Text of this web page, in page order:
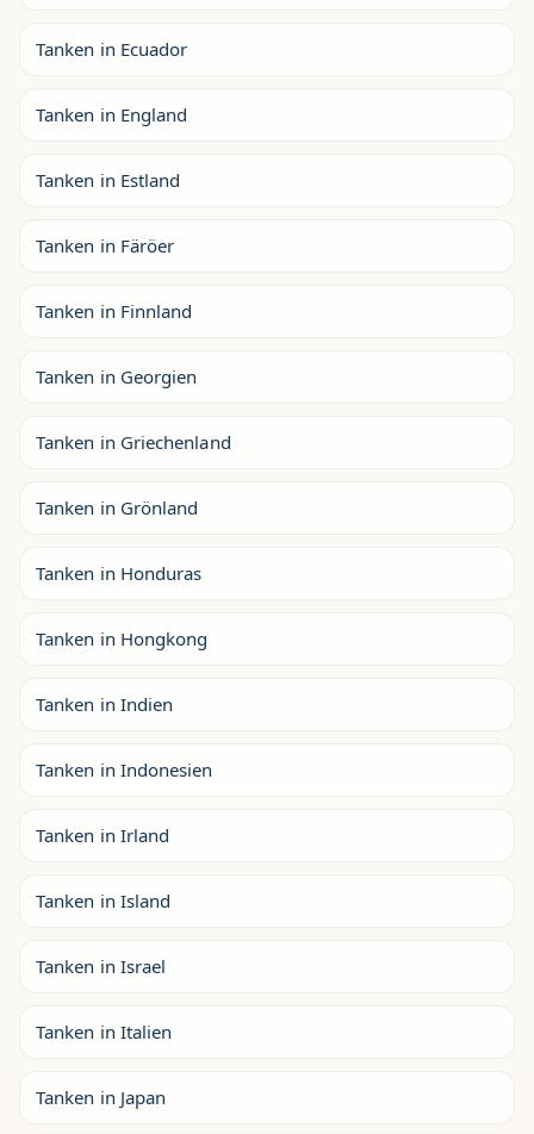
Tanken in Ecuador
Tanken in England
Tanken in Estland
Tanken in Färöer
Tanken in Finnland
Tanken in Georgien
Tanken in Griechenland
Tanken in Grönland
Tanken in Honduras
Tanken in Hongkong
Tanken in Indien
Tanken in Indonesien
Tanken in Irland
Tanken in Island
Tanken in Israel
Tanken in Italien
Tanken in Japan